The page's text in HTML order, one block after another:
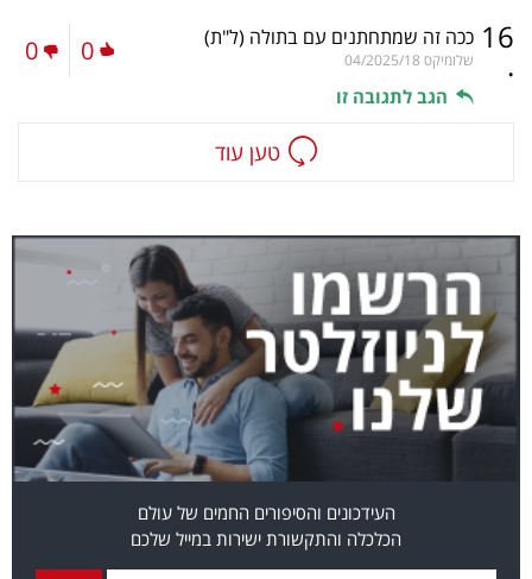
16
.
ככה זה שמתחתנים עם בתולה (ל"ת)
שלומיקס 04/2025/18
הגב לתגובה זו
0
0
טען עוד
העידכונים והסיפורים החמים של עולם
הכלכלה והתקשורת ישירות במייל שלכם